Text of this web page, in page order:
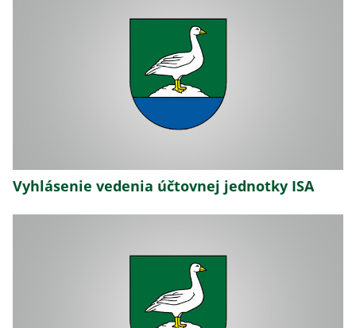
Vyhlásenie vedenia účtovnej jednotky ISA